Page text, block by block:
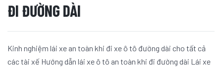
ĐI ĐƯỜNG DÀI
Kinh nghiệm lái xe an toàn khi đi xe ô tô đường dài cho tất cả
các tài xế Hướng dẫn lái xe ô tô an toàn khi đi đường dài Lái xe